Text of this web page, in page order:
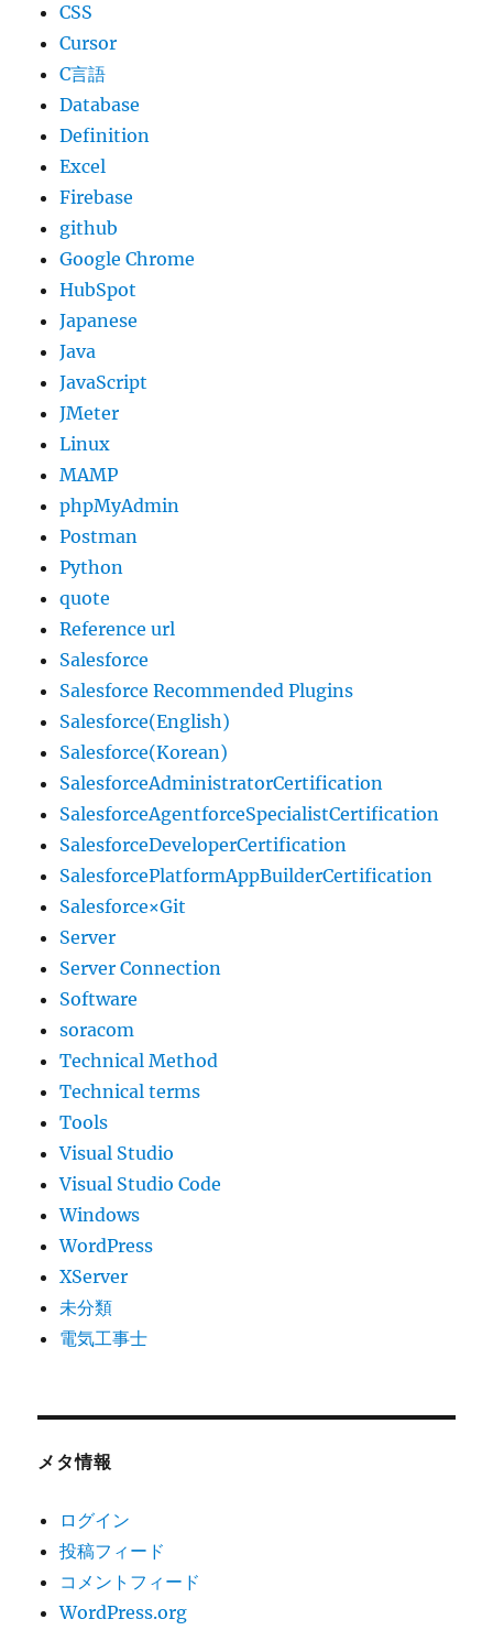
CSS
Cursor
C言語
Database
Definition
Excel
Firebase
github
Google Chrome
HubSpot
Japanese
Java
JavaScript
JMeter
Linux
MAMP
phpMyAdmin
Postman
Python
quote
Reference url
Salesforce
Salesforce Recommended Plugins
Salesforce(English)
Salesforce(Korean)
SalesforceAdministratorCertification
SalesforceAgentforceSpecialistCertification
SalesforceDeveloperCertification
SalesforcePlatformAppBuilderCertification
Salesforce×Git
Server
Server Connection
Software
soracom
Technical Method
Technical terms
Tools
Visual Studio
Visual Studio Code
Windows
WordPress
XServer
未分類
電気工事士
メタ情報
ログイン
投稿フィード
コメントフィード
WordPress.org